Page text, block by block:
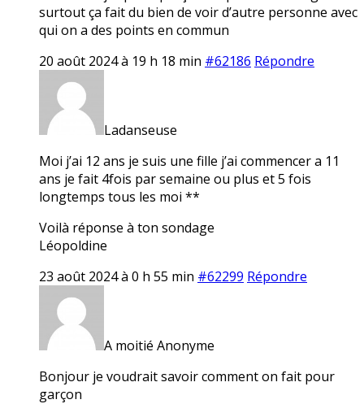
surtout ça fait du bien de voir d’autre personne avec
qui on a des points en commun
20 août 2024 à 19 h 18 min #62186 Répondre
Ladanseuse
Moi j’ai 12 ans je suis une fille j’ai commencer a 11
ans je fait 4fois par semaine ou plus et 5 fois
longtemps tous les moi **
Voilà réponse à ton sondage
Léopoldine
23 août 2024 à 0 h 55 min #62299 Répondre
A moitié Anonyme
Bonjour je voudrait savoir comment on fait pour
garçon